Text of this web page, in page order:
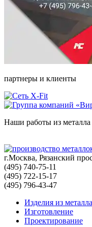
партнеры и клиенты
Наши работы из металла
г.Москва, Рязанский
(495) 740-75-11
(495) 722-15-17
(495) 796-43-47
Изделия из металла
Изготовление
Проектирование